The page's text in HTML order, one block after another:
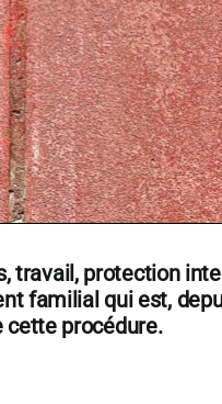
travail, protection
familial qui est,
cette procédure.